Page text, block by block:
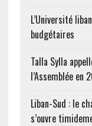
L’Université
budgétaires
Talla Sylla
l’Assemblée en
Liban-Sud : le
s’ouvre